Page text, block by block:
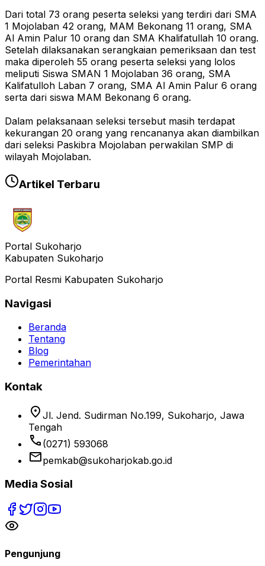
Dari total 73 orang peserta seleksi yang terdiri dari SMA
1 Mojolaban 42 orang, MAM Bekonang 11 orang, SMA
Al Amin Palur 10 orang dan SMA Khalifatullah 10 orang.
Setelah dilaksanakan serangkaian pemeriksaan dan test
maka diperoleh 55 orang peserta seleksi yang lolos
meliputi Siswa SMAN 1 Mojolaban 36 orang, SMA
Kalifatulloh Laban 7 orang, SMA Al Amin Palur 6 orang
serta dari siswa MAM Bekonang 6 orang.
Dalam pelaksanaan seleksi tersebut masih terdapat
kekurangan 20 orang yang rencananya akan diambilkan
dari seleksi Paskibra Mojolaban perwakilan SMP di
wilayah Mojolaban.
Artikel Terbaru
Portal Sukoharjo
Kabupaten Sukoharjo
Portal Resmi Kabupaten Sukoharjo
Navigasi
Beranda
Tentang
Blog
Pemerintahan
Kontak
location_on Jl. Jend. Sudirman No.199, Sukoharjo, Jawa
Tengah
phone (0271) 593068
emailpemkab@sukoharjokab.go.id
Media Sosial
Pengunjung